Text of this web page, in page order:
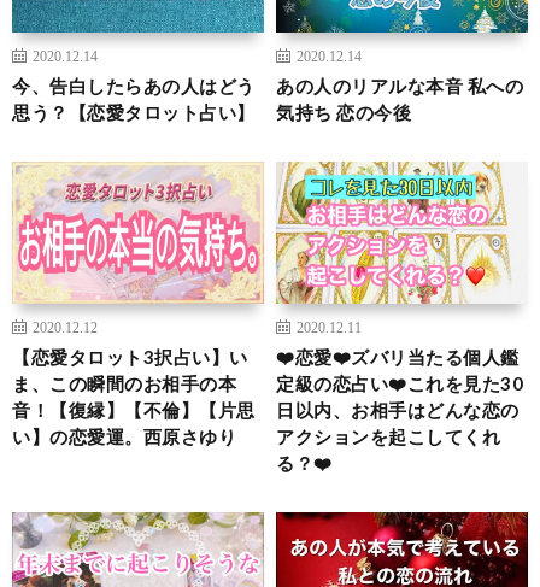
2020.12.14
今、告白したらあの人はどう
思う？【恋愛タロット占い】
2020.12.14
あの人のリアルな本音 私への
気持ち 恋の今後
2020.12.12
【恋愛タロット3択占い】い
ま、この瞬間のお相手の本
音！【復縁】【不倫】【片思
い】の恋愛運。西原さゆり
2020.12.11
❤️恋愛❤️ズバリ当たる個人鑑
定級の恋占い❤️これを見た30
日以内、お相手はどんな恋の
アクションを起こしてくれ
る？❤️